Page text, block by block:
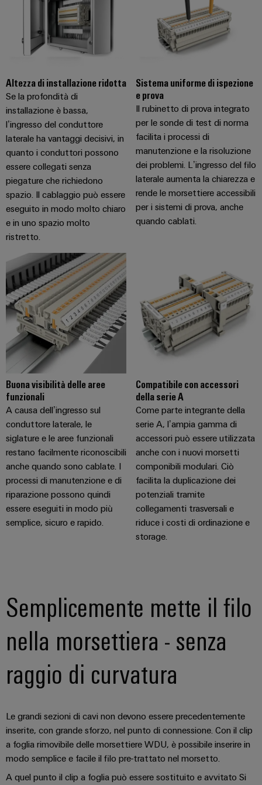
Altezza di installazione ridotta
Se la profondità di
installazione è bassa,
l’ingresso del conduttore
laterale ha vantaggi decisivi, in
quanto i conduttori possono
essere collegati senza
piegature che richiedono
spazio. Il cablaggio può essere
eseguito in modo molto chiaro
e in uno spazio molto
ristretto.
Sistema uniforme di ispezione
e prova
Il rubinetto di prova integrato
per le sonde di test di norma
facilita i processi di
manutenzione e la risoluzione
dei problemi. L’ingresso del filo
laterale aumenta la chiarezza e
rende le morsettiere accessibili
per i sistemi di prova, anche
quando cablati.
Buona visibilità delle aree
funzionali
A causa dell’ingresso sul
conduttore laterale, le
siglature e le aree funzionali
restano facilmente riconoscibili
anche quando sono cablate. I
processi di manutenzione e di
riparazione possono quindi
essere eseguiti in modo più
semplice, sicuro e rapido.
Compatibile con accessori
della serie A
Come parte integrante della
serie A, l’ampia gamma di
accessori può essere utilizzata
anche con i nuovi morsetti
componibili modulari. Ciò
facilita la duplicazione dei
potenziali tramite
collegamenti trasversali e
riduce i costi di ordinazione e
storage.
Semplicemente mette il filo
nella morsettiera - senza
raggio di curvatura
Le grandi sezioni di cavi non devono essere precedentemente
inserite, con grande sforzo, nel punto di connessione. Con il clip
a foglia rimovibile delle morsettiere WDU, è possibile inserire in
modo semplice e facile il filo pre-trattato nel morsetto.
A quel punto il clip a foglia può essere sostituito e avvitato Si